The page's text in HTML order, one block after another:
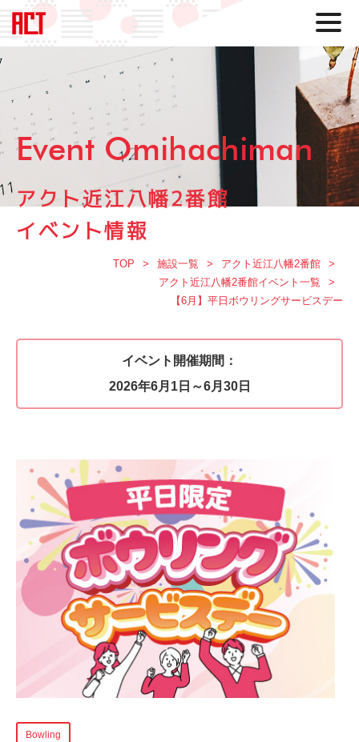
Event Omihachiman
アクト近江八幡2番館
イベント情報
TOP 施設一覧
アクト近江八幡2番館
アクト近江八幡2番館イベント一覧
【6月】平日ボウリングサービスデー
イベント開催期間：
2026年6月1日～6月30日
Bowling